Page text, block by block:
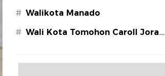
# Walikota Manado
# Wali Kota Tomohon Caroll Joram